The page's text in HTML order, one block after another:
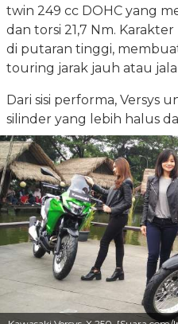
twin 249 cc DOHC yang
dan torsi 21,7 Nm.
di putaran tinggi,
touring jarak jauh atau
Dari sisi performa, Versys
silinder yang lebih halus